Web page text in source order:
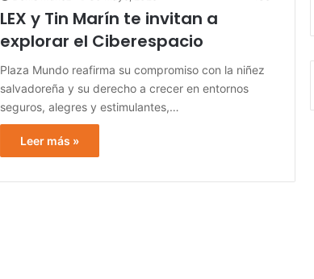
LEX y Tin Marín te invitan a
explorar el Ciberespacio
Plaza Mundo reafirma su compromiso con la niñez
salvadoreña y su derecho a crecer en entornos
seguros, alegres y estimulantes,…
Leer más »